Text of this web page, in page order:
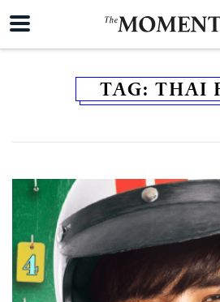
TAG: THAI